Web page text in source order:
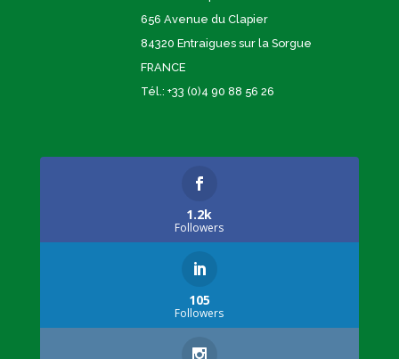
656 Avenue du Clapier
84320 Entraigues sur la Sorgue
FRANCE
Tél.: +33 (0)4 90 88 56 26
1.2k
Followers
105
Followers